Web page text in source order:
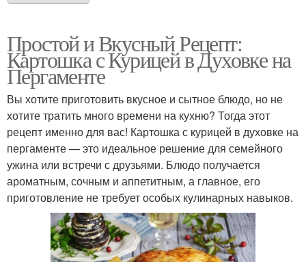
Простой и Вкусный Рецепт:
Картошка с Курицей в Духовке на
Пергаменте
Вы хотите приготовить вкусное и сытное блюдо, но не
хотите тратить много времени на кухню? Тогда этот
рецепт именно для вас! Картошка с курицей в духовке на
пергаменте — это идеальное решение для семейного
ужина или встречи с друзьями. Блюдо получается
ароматным, сочным и аппетитным, а главное, его
приготовление не требует особых кулинарных навыков.